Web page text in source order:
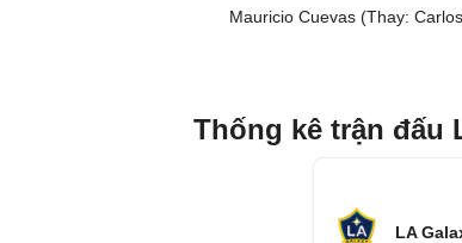
Mauricio Cuevas (Thay:
Thống kê trận đấu
LA